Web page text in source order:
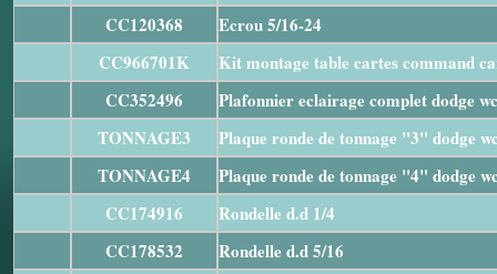
CC120368
Ecrou 5/16-24
CC966701K
Kit montage table cartes command
CC352496
Plafonnier eclairage complet dodge
TONNAGE3
Plaque ronde de tonnage "3" dodge
TONNAGE4
Plaque ronde de tonnage "4" dodge
CC174916
Rondelle d.d 1/4
CC178532
Rondelle d.d 5/16